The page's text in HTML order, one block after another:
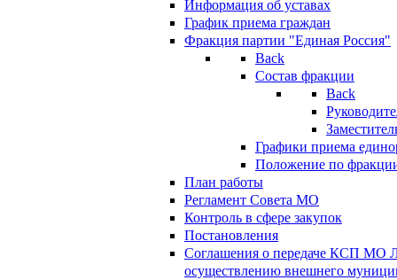
Информация об уставах
График приема граждан
Фракция партии "Единая Россия"
Back
Состав фракции
Back
Графики приема
Положение по
План работы
Регламент Совета МО
Контроль в сфере закупок
Постановления
Соглашения о передаче КСП МО
осуществлению внешнего